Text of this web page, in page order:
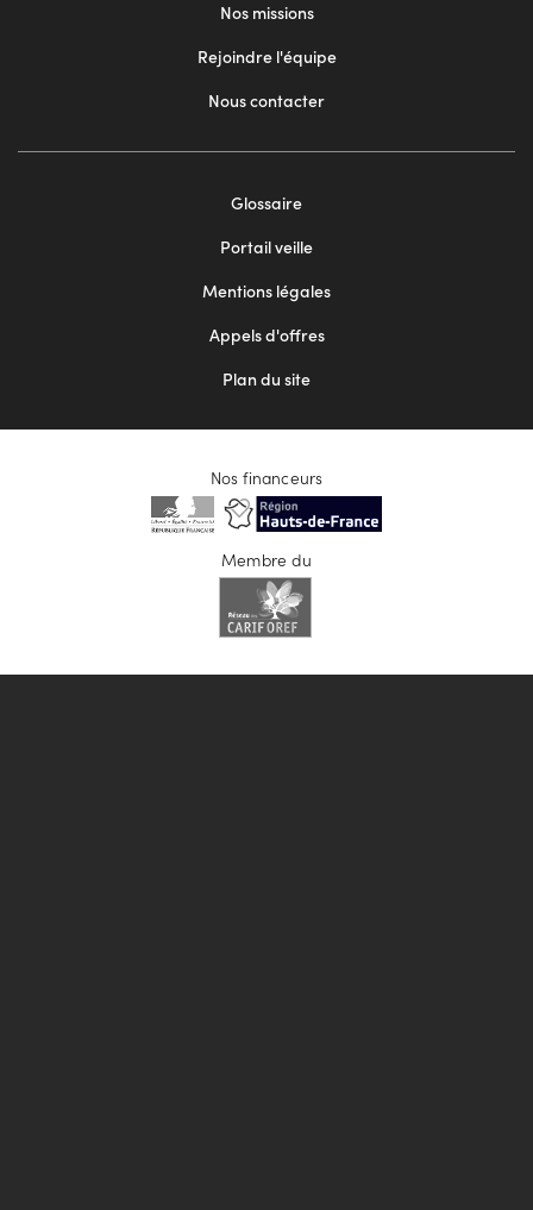
Nos missions
Rejoindre l'équipe
Nous contacter
Glossaire
Portail veille
Mentions légales
Appels d'offres
Plan du site
Nos financeurs
Membre du